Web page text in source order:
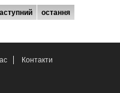
остання
Контакти